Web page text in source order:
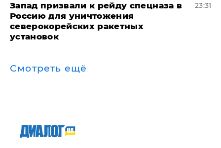
Запад призвали к рейду спецназа в
Россию для уничтожения
северокорейских ракетных
установок
23:31
Смотреть ещё